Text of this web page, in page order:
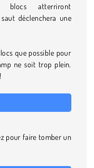
blocs atterriront
déclenchera une
que possible pour
ne soit trop plein.
pour faire tomber un